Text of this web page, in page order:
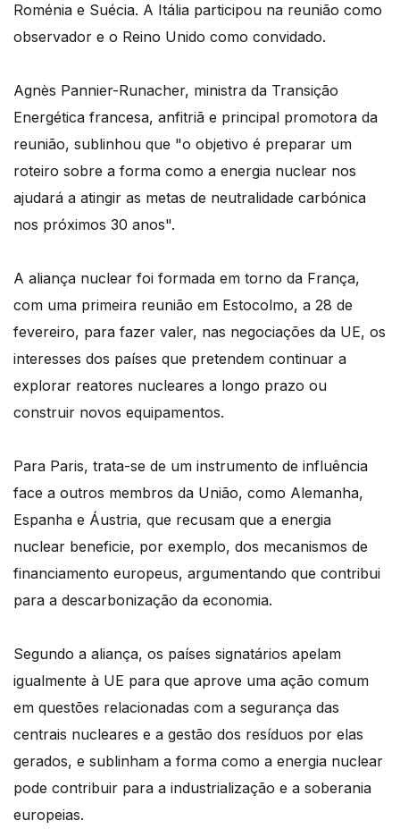
Roménia e Suécia. A Itália participou na reunião como
observador e o Reino Unido como convidado.
Agnès Pannier-Runacher, ministra da Transição
Energética francesa, anfitriã e principal promotora da
reunião, sublinhou que "o objetivo é preparar um
roteiro sobre a forma como a energia nuclear nos
ajudará a atingir as metas de neutralidade carbónica
nos próximos 30 anos".
A aliança nuclear foi formada em torno da França,
com uma primeira reunião em Estocolmo, a 28 de
fevereiro, para fazer valer, nas negociações da UE, os
interesses dos países que pretendem continuar a
explorar reatores nucleares a longo prazo ou
construir novos equipamentos.
Para Paris, trata-se de um instrumento de influência
face a outros membros da União, como Alemanha,
Espanha e Áustria, que recusam que a energia
nuclear beneficie, por exemplo, dos mecanismos de
financiamento europeus, argumentando que contribui
para a descarbonização da economia.
Segundo a aliança, os países signatários apelam
igualmente à UE para que aprove uma ação comum
em questões relacionadas com a segurança das
centrais nucleares e a gestão dos resíduos por elas
gerados, e sublinham a forma como a energia nuclear
pode contribuir para a industrialização e a soberania
europeias.